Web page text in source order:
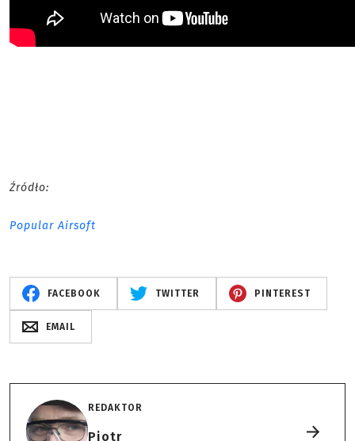
Źródło:
Popular Airsoft
FACEBOOK TWITTER PINTEREST
EMAIL
REDAKTOR
Piotr